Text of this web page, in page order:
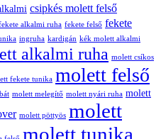
csipkés molett felső
alkalmi ruha fekete felső fekete
ingruha kardigán kék molett alkalmi
alkalmi ruha molett csíkos
fekete tunika molett felső
molett melegítő molett nyári ruha molett
molett pöttyös molett
molett tunika